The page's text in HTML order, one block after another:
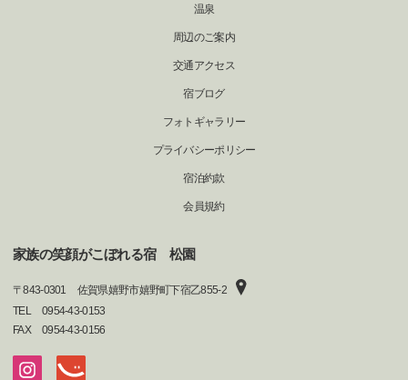
温泉
周辺のご案内
交通アクセス
宿ブログ
フォトギャラリー
プライバシーポリシー
宿泊約款
会員規約
家族の笑顔がこぼれる宿 松園
〒843-0301
佐賀県嬉野市嬉野町下宿乙855-2
TEL
0954-43-0153
FAX
0954-43-0156